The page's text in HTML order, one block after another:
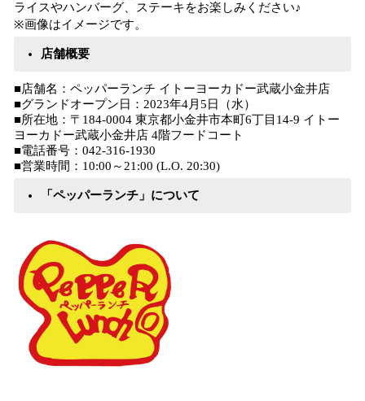
ライスやハンバーグ、ステーキをお楽しみください♪
※画像はイメージです。
店舗概要
■店舗名：ペッパーランチ イトーヨーカドー武蔵小金井店
■グランドオープン日：2023年4月5日（水）
■所在地：〒184-0004 東京都小金井市本町6丁目14-9 イトー
ヨーカドー武蔵小金井店 4階フードコート
■電話番号：042-316-1930
■営業時間：10:00～21:00 (L.O. 20:30)
「ペッパーランチ」について